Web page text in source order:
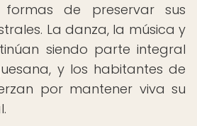
de preservar sus
La danza, la música y
siendo parte integral
y los habitantes de
por mantener viva su